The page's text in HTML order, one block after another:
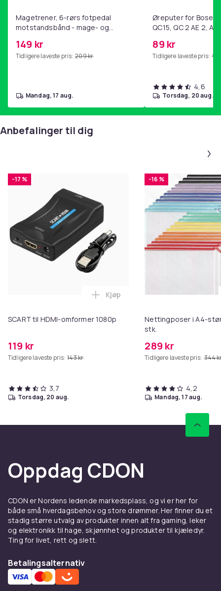
Magetrener, 6-rørs fotpedal
motstandsbånd - mage- og
hjemmegymnastikk Purple
149 kr
Tidligere laveste pris: 209 kr
mandag, 17 aug.
Øreputer for Bose
QC15, QC 2 AE 2, AE
89 kr
Tidligere laveste pris: 99
4,6
torsdag, 20 aug.
Anbefalinger til dig
-17 %
SCART til HDMI-omformer 1080p
119 kr
Tidligere laveste pris: 143 kr
Legg SCART til HDMI-omformer
Kjøp
3,7
torsdag, 20 aug.
-16 %
Nettingposer i A4-
stk.
289 kr
Tidligere laveste pris: 344
4,2
mandag, 17 aug.
Oppdag CDON
CDON er Nordens ledende markedsplass, og vi er her for
både små hverdagsbehov og store drømmer. Her finner du et
stadig større utvalg av produkter innen alt fra gaming, leker
og elektronikk til hage, skjønnhet og produkter til kjæledyr.
Ting for livet, rett og slett.
Betalingsalternativ